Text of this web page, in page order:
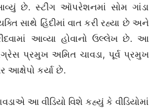
છે. સ્ટીંગ ઑપરેશનમાં સોમ ગાંડા
સાથે હિંદીમાં વાત કરી રહ્યા છે અને
આવ્યા હોવાનો ઉલ્લેખ છે. આ
પ્રમુખ અમિત ચાવડા, પૂર્વ પ્રમુખ
આક્ષેપો કર્યા છે.
આ વીડિયો વિશે કહ્યું કે વીડિયોમાં